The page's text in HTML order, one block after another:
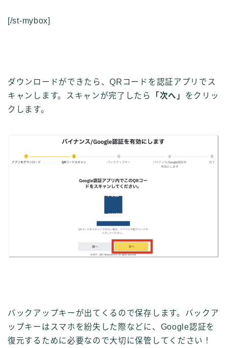
[/st-mybox]
ダウンロードができたら、QRコードを認証アプリでス
キャンします。スキャンが完了したら
「次へ」 をクリッ
クします。
バックアップキーが出てくるので保存します。 バックア
ップキーはスマホを紛失した際などに、Google認証を
復元するために必要なので大切に保管してください！